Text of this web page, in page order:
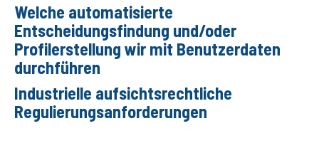
Welche automatisierte
Entscheidungsfindung und/oder
Profilerstellung wir mit Benutzerdaten
durchführen
Industrielle aufsichtsrechtliche
Regulierungsanforderungen